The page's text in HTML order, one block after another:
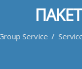
Service /